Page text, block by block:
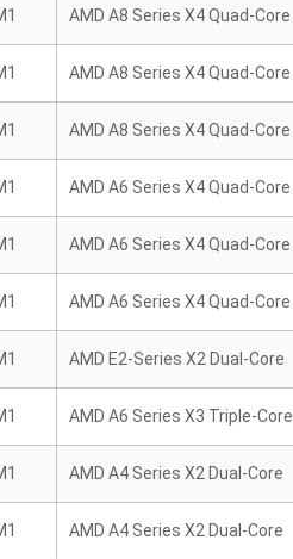
AMD A8 Series X4 Quad-Core
AMD A8 Series X4 Quad-Core
AMD A8 Series X4 Quad-Core
AMD A6 Series X4 Quad-Core
AMD A6 Series X4 Quad-Core
AMD A6 Series X4 Quad-Core
AMD E2-Series X2 Dual-Core
AMD A6 Series X3 Triple-Core
AMD A4 Series X2 Dual-Core
AMD A4 Series X2 Dual-Core